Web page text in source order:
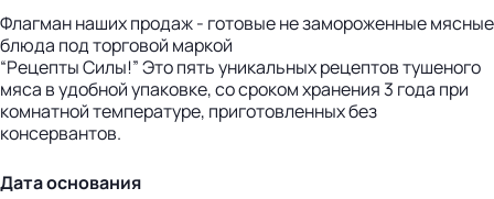
Флагман наших продаж - готовые не замороженные мясные
блюда под торговой маркой
“Рецепты Силы!” Это пять уникальных рецептов тушеного
мяса в удобной упаковке, со сроком хранения 3 года при
комнатной температуре, приготовленных без
консервантов.
Дата основания